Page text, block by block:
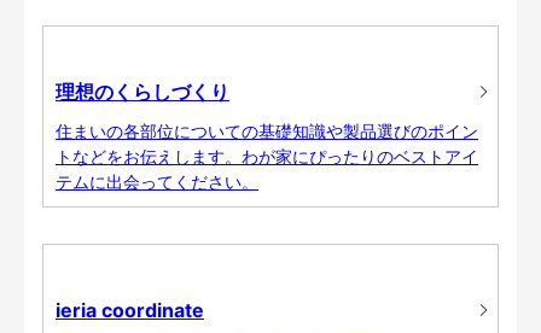
理想のくらしづくり
住まいの各部位についての基礎知識や製品選びのポイン
トなどをお伝えします。わが家にぴったりのベストアイ
テムに出会ってください。
ieria coordinate